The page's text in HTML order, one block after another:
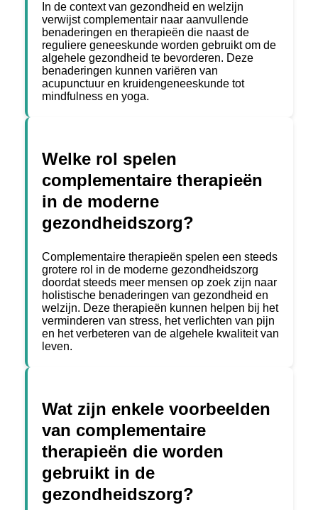
In de context van gezondheid en welzijn
verwijst complementair naar aanvullende
benaderingen en therapieën die naast de
reguliere geneeskunde worden gebruikt om de
algehele gezondheid te bevorderen. Deze
benaderingen kunnen variëren van
acupunctuur en kruidengeneeskunde tot
mindfulness en yoga.
Welke rol spelen
complementaire therapieën
in de moderne
gezondheidszorg?
Complementaire therapieën spelen een steeds
grotere rol in de moderne gezondheidszorg
doordat steeds meer mensen op zoek zijn naar
holistische benaderingen van gezondheid en
welzijn. Deze therapieën kunnen helpen bij het
verminderen van stress, het verlichten van pijn
en het verbeteren van de algehele kwaliteit van
leven.
Wat zijn enkele voorbeelden
van complementaire
therapieën die worden
gebruikt in de
gezondheidszorg?